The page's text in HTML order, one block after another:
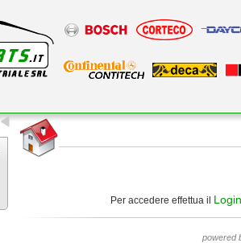
Per accedere effettua il Login
powered